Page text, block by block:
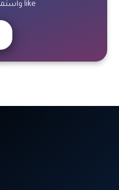
like واستمتع بالمحتوى الرائع!